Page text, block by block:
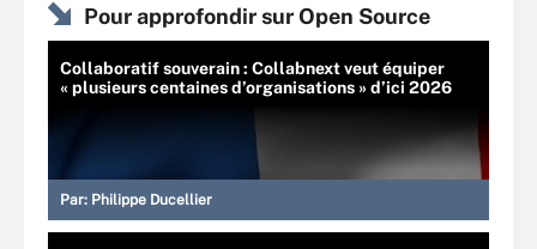
Pour approfondir sur Open Source
Collaboratif souverain : Collabnext veut équiper
« plusieurs centaines d’organisations » d’ici 2026
Par: Philippe Ducellier